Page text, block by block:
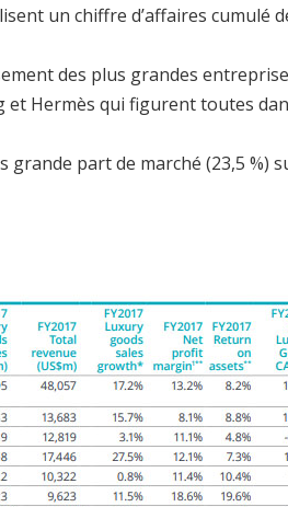
un chiffre d’affaires cumulé
des plus grandes
et Hermès qui figurent toutes
grande part de marché (23,5 %)